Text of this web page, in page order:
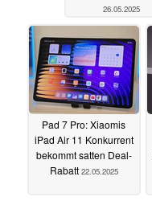
26.05.2025
Pad 7 Pro: Xiaomis
iPad Air 11 Konkurrent
bekommt satten Deal-
Rabatt 22.05.2025